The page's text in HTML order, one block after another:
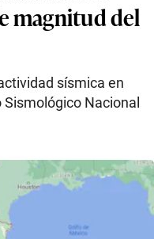
magnitud del
sísmica en
Nacional